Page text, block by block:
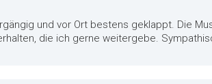
und vor Ort bestens geklappt. Die
die ich gerne weitergebe.